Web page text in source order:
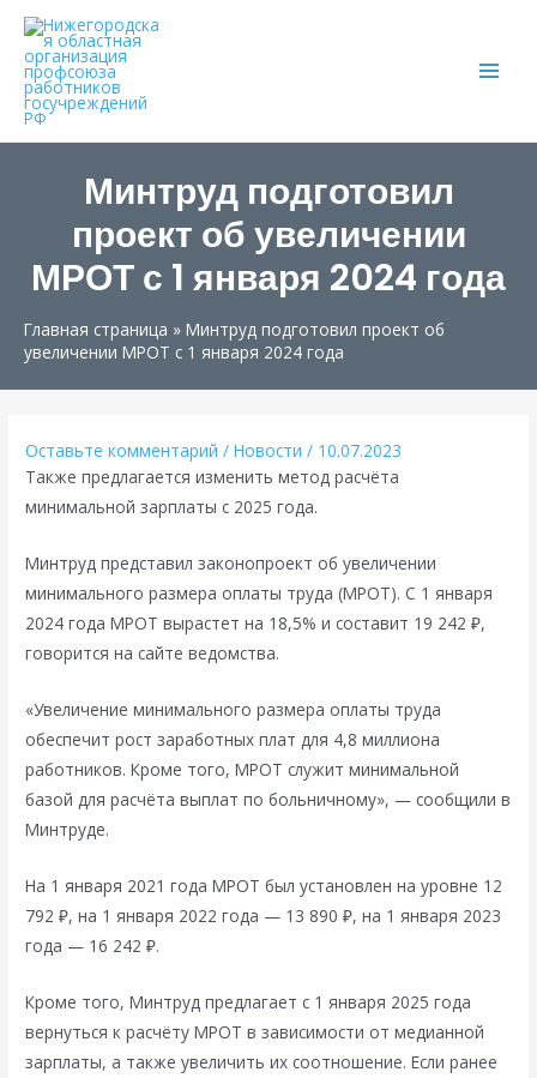
Минтруд подготовил
проект об увеличении
МРОТ с 1 января 2024 года
Главная страница » Минтруд подготовил проект об
увеличении МРОТ с 1 января 2024 года
Оставьте комментарий /Новости / 10.07.2023
Также предлагается изменить метод расчёта
минимальной зарплаты с 2025 года.
Минтруд представил законопроект об увеличении
минимального размера оплаты труда (МРОТ). С 1 января
2024 года МРОТ вырастет на 18,5% и составит 19 242 ₽,
говорится на сайте ведомства.
«Увеличение минимального размера оплаты труда
обеспечит рост заработных плат для 4,8 миллиона
работников. Кроме того, МРОТ служит минимальной
базой для расчёта выплат по больничному», — сообщили в
Минтруде.
На 1 января 2021 года МРОТ был установлен на уровне 12
792 ₽, на 1 января 2022 года — 13 890 ₽, на 1 января 2023
года — 16 242 ₽.
Кроме того, Минтруд предлагает с 1 января 2025 года
вернуться к расчёту МРОТ в зависимости от медианной
зарплаты, а также увеличить их соотношение. Если ранее